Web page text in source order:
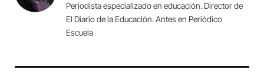
Periodista especializado en educación. Director de
El Diario de la Educación. Antes en Periódico
Escuela